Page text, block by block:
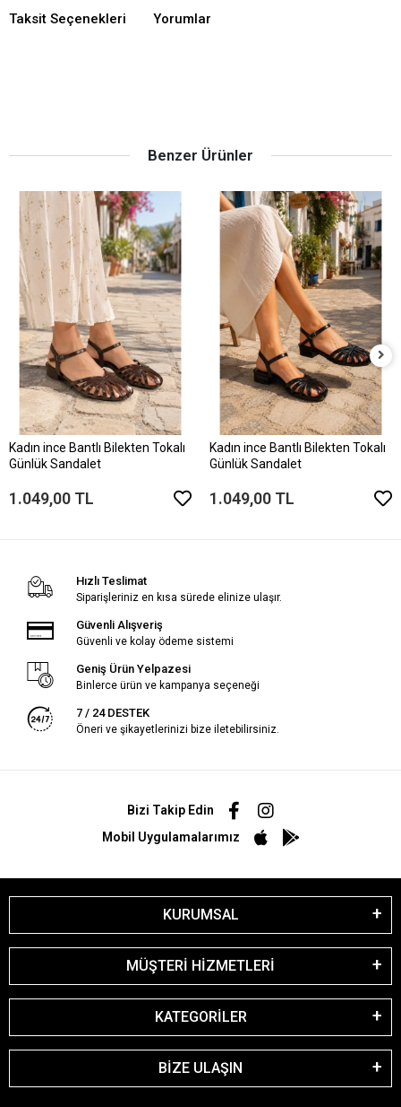
Taksit Seçenekleri Yorumlar
Benzer Ürünler
Kadın ince Bantlı Bilekten Tokalı
Günlük Sandalet
1.049,00 TL
Kadın ince Bantlı Bilekten Tokalı
Günlük Sandalet
1.049,00 TL
Hızlı Teslimat
Siparişleriniz en kısa sürede elinize ulaşır.
Güvenli Alışveriş
Güvenli ve kolay ödeme sistemi
Geniş Ürün Yelpazesi
Binlerce ürün ve kampanya seçeneği
7 / 24 DESTEK
Öneri ve şikayetlerinizi bize iletebilirsiniz.
Bizi Takip Edin
Mobil Uygulamalarımız
KURUMSAL
MÜŞTERİ HİZMETLERİ
KATEGORİLER
BİZE ULAŞIN